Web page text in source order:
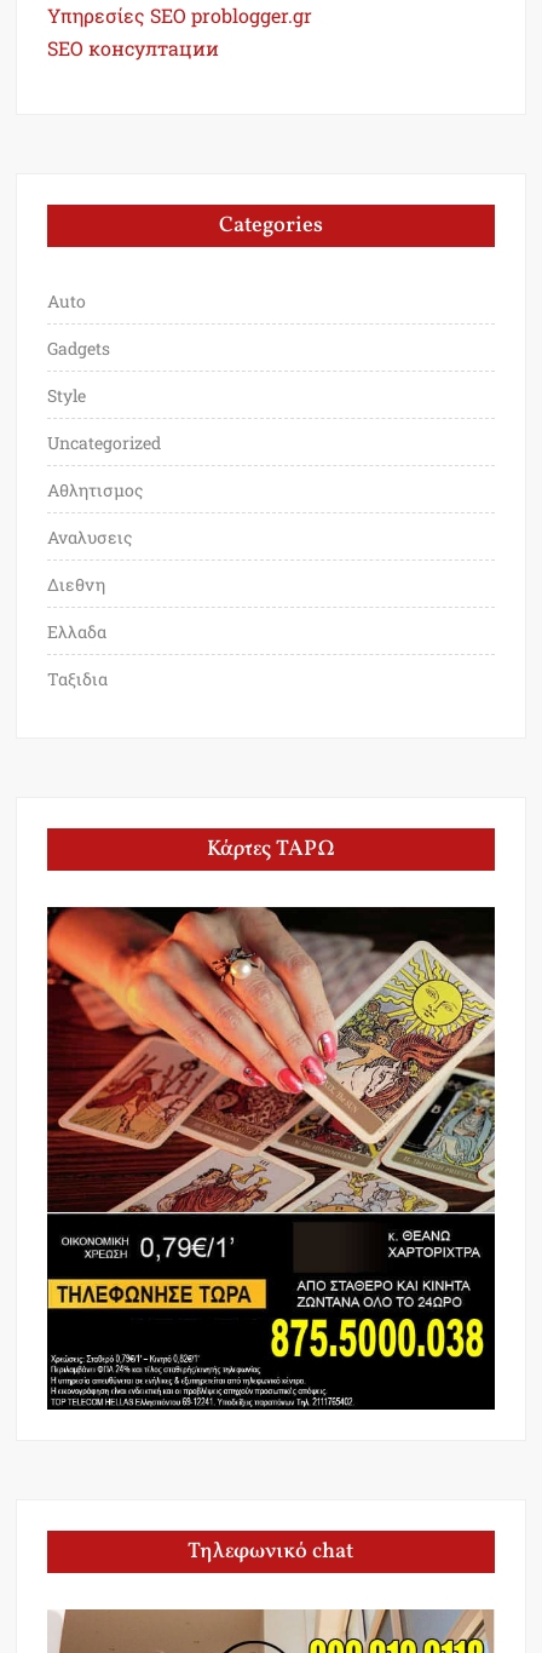
Υπηρεσίες SEO problogger.gr
SEO консултации
Categories
Auto
Gadgets
Style
Uncategorized
Αθλητισμος
Αναλυσεις
Διεθνη
Ελλαδα
Ταξιδια
Κάρτες ΤΑΡΩ
Τηλεφωνικό chat